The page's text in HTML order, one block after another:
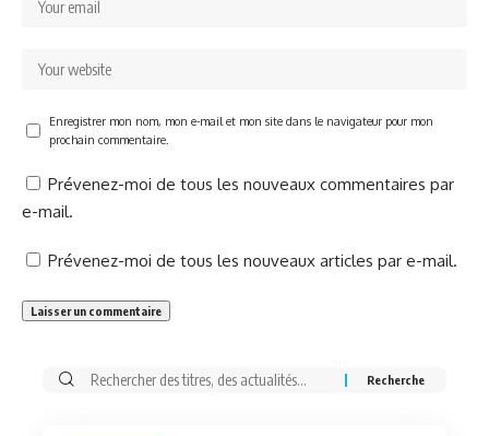
Enregistrer mon nom, mon e-mail et mon site dans le navigateur pour mon
prochain commentaire.
Prévenez-moi de tous les nouveaux commentaires par
e-mail.
Prévenez-moi de tous les nouveaux articles par e-mail.
Rechercher: